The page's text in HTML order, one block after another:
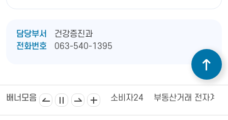
담당부서
건강증진과
전화번호
063-540-1395
배너모음
제상공회의소 김제시의회 소비자24 부동산거래 전자계약